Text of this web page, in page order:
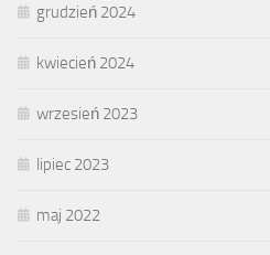
grudzień 2024
kwiecień 2024
wrzesień 2023
lipiec 2023
maj 2022